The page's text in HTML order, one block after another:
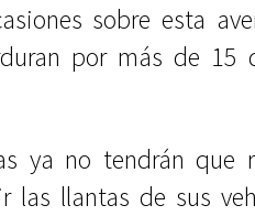
sobre esta
por más de 15
ya no tendrán que
las llantas de sus